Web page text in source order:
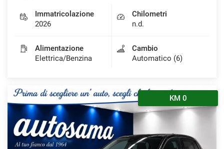
Immatricolazione
2026
Chilometri
n.d.
Alimentazione
Elettrica/Benzina
Cambio
Automatico (6)
KM 0